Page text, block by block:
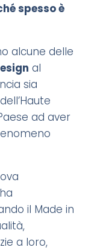
spesso è
alcune delle
al
sia
ad aver
il Made in
a loro,